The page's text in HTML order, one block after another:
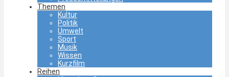
Themen
Kultur
Politik
Umwelt
Sport
Musik
Wissen
Kurzfilm
Reihen